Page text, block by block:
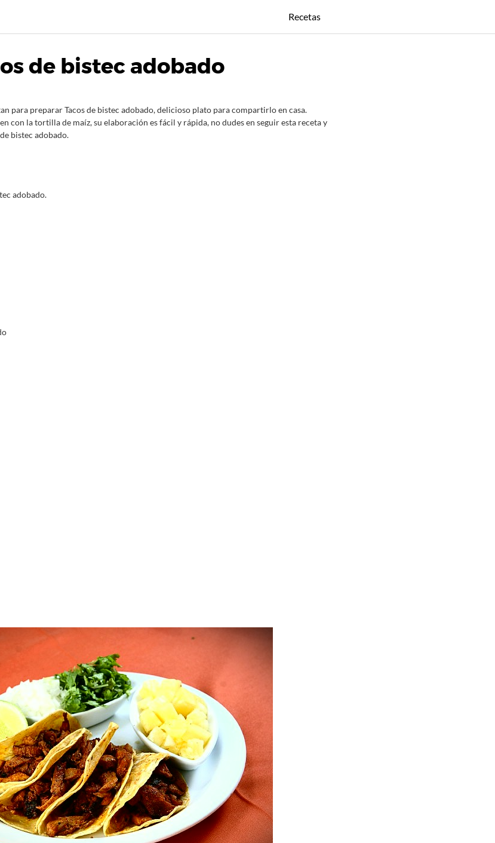
Recetas
de bistec adobado
para preparar Tacos de bistec adobado, delicioso plato para compartirlo en casa.
con la tortilla de maíz, su elaboración es fácil y rápida, no dudes en seguir esta receta y
bistec adobado.
adobado.